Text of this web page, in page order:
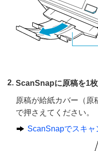
ScanSnapに原稿を1枚
原稿が給紙カバー（原
で押さえてください。
ScanSnapでスキャ